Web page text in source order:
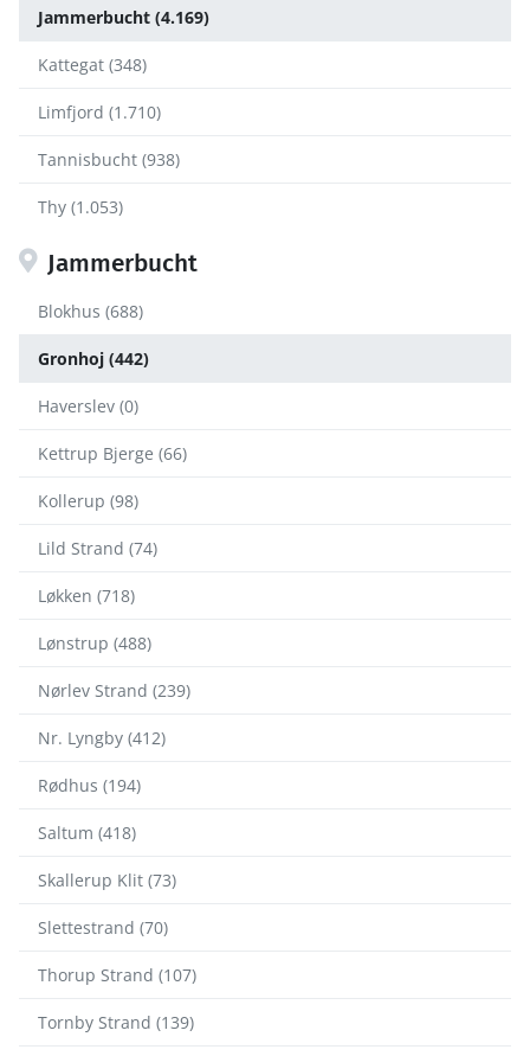
Jammerbucht (4.169)
Kattegat (348)
Limfjord (1.710)
Tannisbucht (938)
Thy (1.053)
Jammerbucht
Blokhus (688)
Gronhoj (442)
Haverslev (0)
Kettrup Bjerge (66)
Kollerup (98)
Lild Strand (74)
Løkken (718)
Lønstrup (488)
Nørlev Strand (239)
Nr. Lyngby (412)
Rødhus (194)
Saltum (418)
Skallerup Klit (73)
Slettestrand (70)
Thorup Strand (107)
Tornby Strand (139)